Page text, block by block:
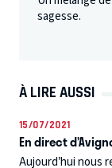
sagesse.
À LIRE AUSSI
15/07/2021
En direct
Aujourd’hui nous